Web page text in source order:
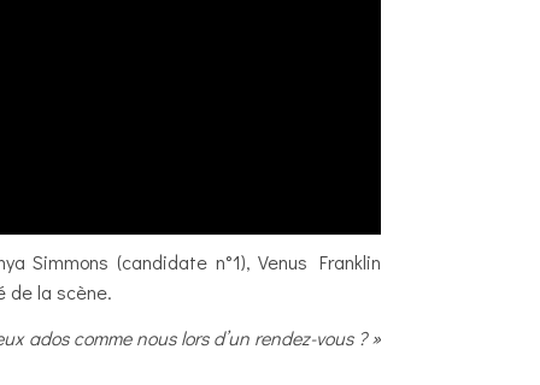
Simmons (candidate n°1), Venus Franklin
de la scène.
ados comme nous lors d’un rendez-vous ? »